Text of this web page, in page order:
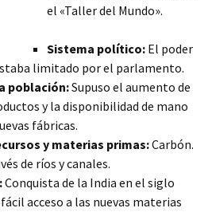
el «Taller del Mundo».
Sistema político: El poder
limitado por el parlamento.
población:Supuso el aumento de
y la disponibilidad de mano
fábricas.
y materias primas:Carbón.
de ríos y canales.
Conquista de la India en el siglo
acceso a las nuevas materias